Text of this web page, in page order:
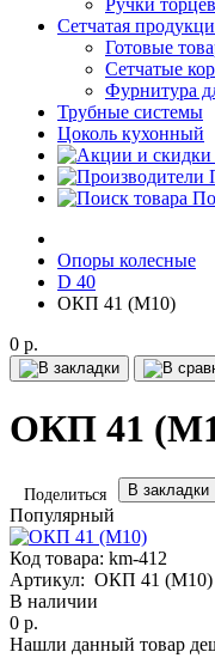
Ручки
Сетчатая
Готовые
Сетчатые
Фурнитура
Трубные системы
Цоколь кухонный
Опоры колесные
D 40
ОКП 41 (М10)
0 р.
ОКП 41
Поделиться В закладки
Популярный
Код товара: km-412
Артикул: ОКП 41 (М10)
В наличии
0 р.
Нашли данный товар